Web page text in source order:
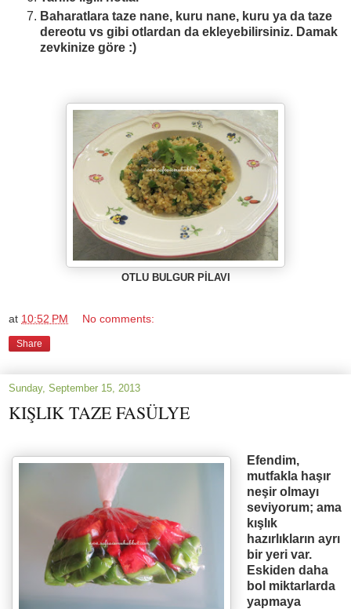
Baharatlara taze nane, kuru nane, kuru ya da taze
dereotu vs gibi otlardan da ekleyebilirsiniz. Damak
zevkinize göre :)
OTLU BULGUR Pİ LAVI
at 10:52 PM No comments:
Share
Sunday, September 15, 2013
KIŞLIK TAZE FASÜLYE
Efendim,
mutfakla haşır
neşir olmayı
seviyorum; ama
kışlık
hazırlıkların ayrı
bir yeri var.
Eskiden daha
bol miktarlarda
yapmaya